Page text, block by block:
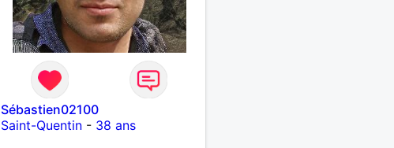
Sébastien02100
Saint-Quentin - 38 ans